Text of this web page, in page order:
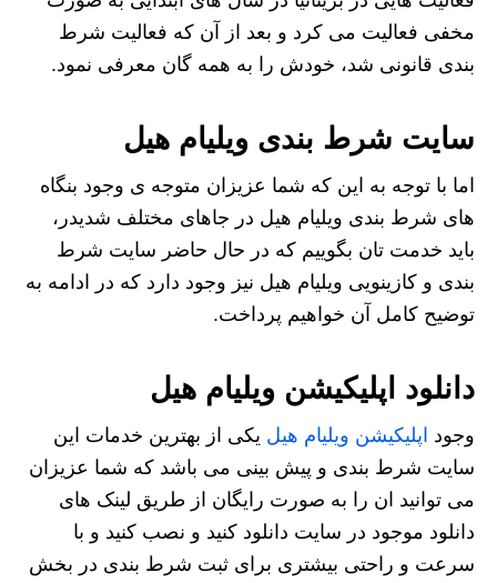
مخفی فعالیت می کرد و بعد از آن که فعالیت شرط
بندی قانونی شد، خودش را به همه گان معرفی نمود.
سایت شرط بندی ویلیام هیل
اما با توجه به این که شما عزیزان متوجه ی وجود بنگاه
های شرط بندی ویلیام هیل در جاهای مختلف شدیدر،
باید خدمت تان بگوییم که در حال حاضر سایت شرط
بندی و کازینویی ویلیام هیل نیز وجود دارد که در ادامه به
توضیح کامل آن خواهیم پرداخت.
دانلود اپلیکیشن ویلیام هیل
وجود اپلیکیشن ویلیام هیل یکی از بهترین خدمات این
سایت شرط بندی و پیش بینی می باشد که شما عزیزان
می توانید ان را به صورت رایگان از طریق لینک های
دانلود موجود در سایت دانلود کنید و نصب کنید و با
سرعت و راحتی بیشتری برای ثبت شرط بندی در بخش